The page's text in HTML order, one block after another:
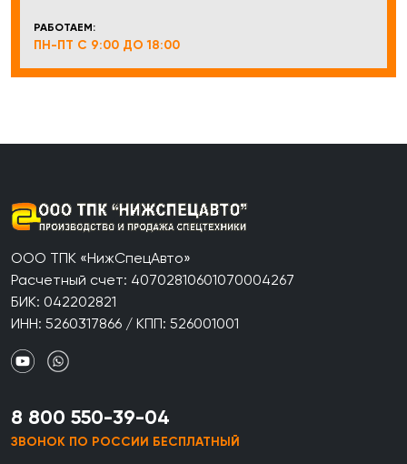
РАБОТАЕМ:
ПН-ПТ С 9:00 ДО 18:00
ООО ТПК «НижСпецАвто»
Расчетный счет: 40702810601070004267
БИК: 042202821
ИНН: 5260317866 / КПП: 526001001
8 800 550-39-04
ЗВОНОК ПО РОССИИ БЕСПЛАТНЫЙ